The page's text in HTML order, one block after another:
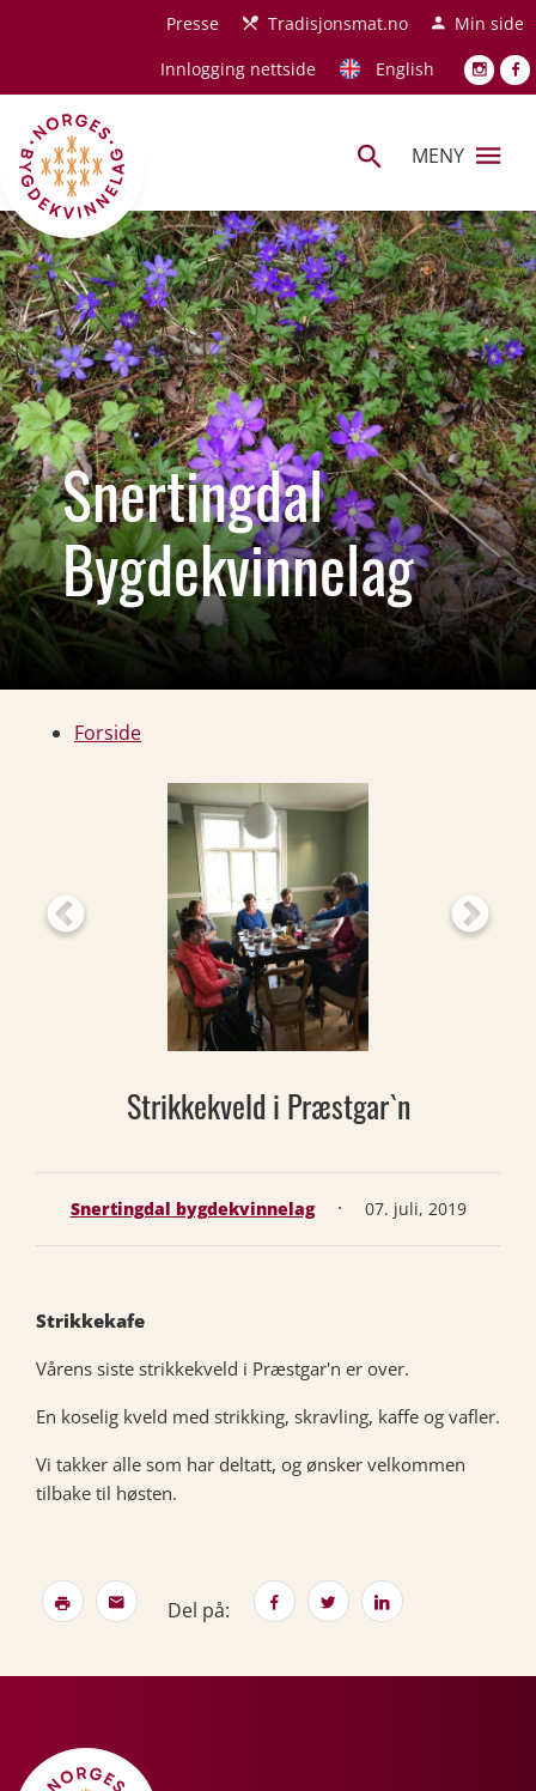
Hopp til hovedinnholdPresse Tradisjonsmat.no
Min side
Innlogging nettside
English
MENY
Snertingdal
Bygdekvinnelag
Forside
Strikkekveld i Præstgar`n
Snertingdal bygdekvinnelag · 07. juli, 2019
Strikkekafe
Vårens siste strikkekveld i Præstgar'n er over.
En koselig kveld med strikking, skravling, kaffe og vafler.
Vi takker alle som har deltatt, og ønsker velkommen
tilbake til høsten.
Del på: